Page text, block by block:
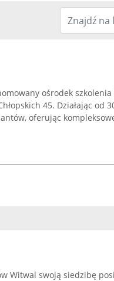
ośrodek
45. Działając od
oferując
Witwal swoją siedzibę